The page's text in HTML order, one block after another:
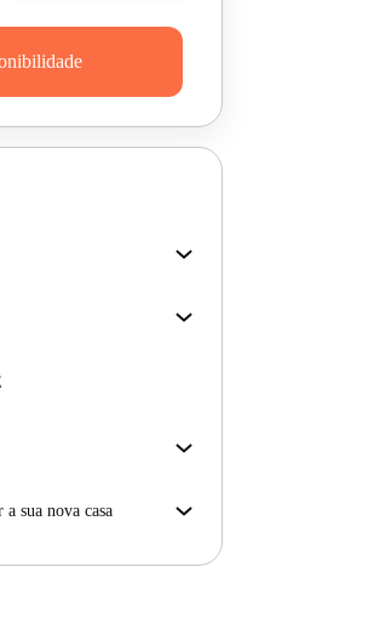
estão todas incluídas
pagar um hotel e ajudá-
a sua nova casa